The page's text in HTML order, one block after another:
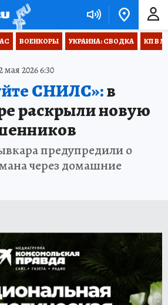
ВОЕНКОРЫ УКРАИНА: СВОДКА КП В
мая 2026 6:30
СНИЛС»:в
раскрыли новую
предупредили о
через домашние